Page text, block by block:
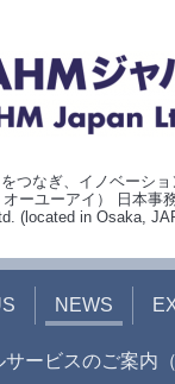
つなぎ、イノベーシ
ーユーアイ） 日本事
(located in Osaka,
NEWS
ービスのご案内（